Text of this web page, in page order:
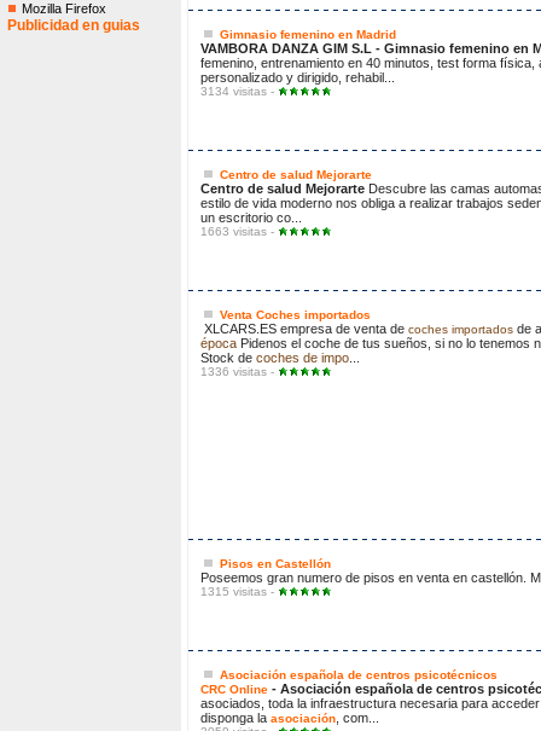
Mozilla Firefox
Publicidad en guias
Gimnasio femenino en Madrid
VAMBORA DANZA GIM S.L - Gimnasio femenino en
femenino, entrenamiento en 40 minutos, test forma
personalizado y dirigido, rehabil...
3134 visitas -
Centro de salud Mejorarte
Centro de salud MejorarteDescubre las camas
estilo de vida moderno nos obliga a realizar trabajos
un escritorio co...
1663 visitas -
Venta Coches importados
XLCARS.ES empresa de venta de coches importadosde
épocaPidenos el coche de tus sueños, si no lo tenemos
Stock de coches de impo...
1336 visitas -
Pisos en Castellón
Poseemos gran numero de pisos en venta en castellón.
1315 visitas -
Asociación española de centros psicotécnicos
CRC Online- Asociación española de centros
asociados, toda la infraestructura necesaria para
disponga la asociación, com...